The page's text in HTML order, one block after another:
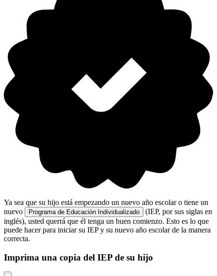
Ya sea que su hijo está empezando un nuevo año escolar o tiene un
nuevo
Programa de Educación Individualizado
(IEP, por sus siglas en
inglés), usted querrá que él tenga un buen comienzo. Esto es lo que
puede hacer para iniciar su IEP y su nuevo año escolar de la manera
correcta.
Imprima una copia del IEP de su hijo